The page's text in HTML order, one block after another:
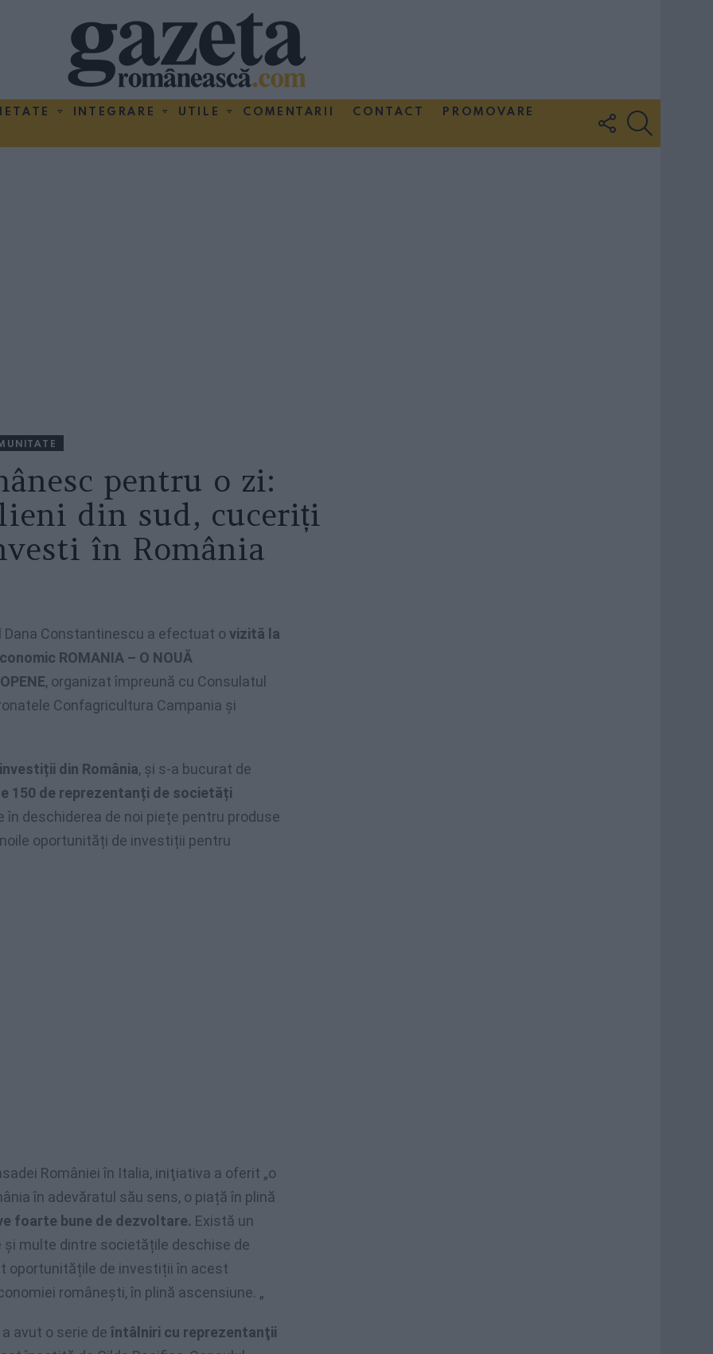
INTEGRARE UTILE COMENTARII CONTACT
PROMOVARE
FOLLOW
US
pentru o zi:
din sud, cuceriți
în România
Dana Constantinescu a efectuat o vizită la
ROMANIA – O NOUĂ
, organizat împreună cu Consulatul
Confagricultura Campania şi
din România, şi s-a bucurat de
150 de reprezentanți de societăți
în deschiderea de noi piețe pentru produse
oportunități de investiții pentru
României în Italia, iniţiativa a oferit „o
în adevăratul său sens, o piață în plină
foarte bune de dezvoltare. Există un
multe dintre societățile deschise de
oportunitățile de investiții în acest
românești, în plină ascensiune. „
avut o serie de întâlniri cu reprezentanţii